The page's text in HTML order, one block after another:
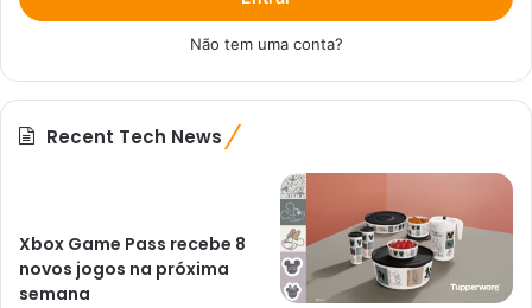
Não tem uma conta?
Recent Tech News
Xbox Game Pass recebe 8
novos jogos na próxima
semana